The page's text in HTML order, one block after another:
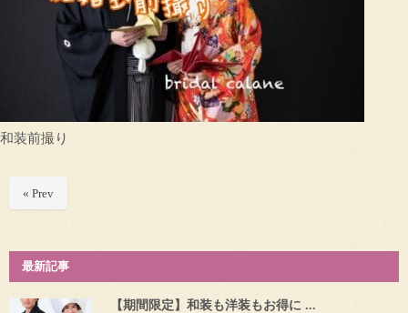
和装前撮り
« Prev
最新記事
【期間限定】和装も洋装もお得に ...